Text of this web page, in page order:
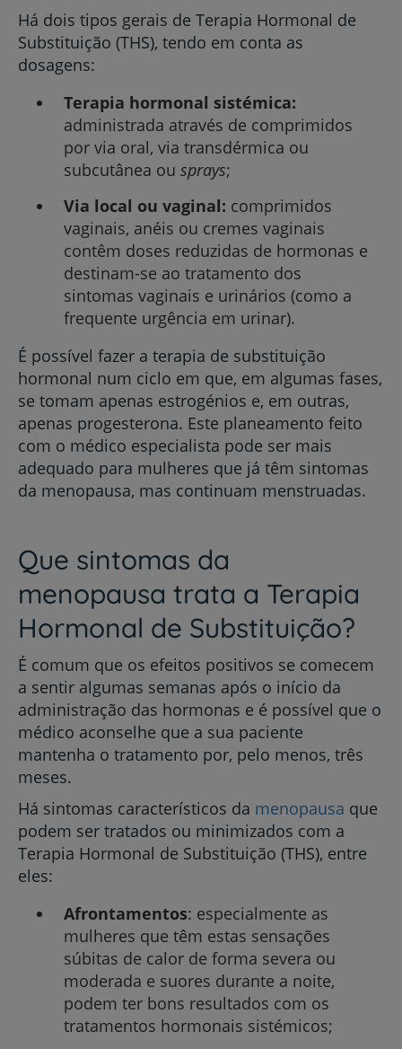
Há dois tipos gerais de Terapia Hormonal de
Substituição (THS), tendo em conta as
dosagens:
Terapia hormonal sistémica:
administrada através de comprimidos
por via oral, via transdérmica ou
subcutânea ou sprays;
Via local ou vaginal: comprimidos
vaginais, anéis ou cremes vaginais
contêm doses reduzidas de hormonas e
destinam-se ao tratamento dos
sintomas vaginais e urinários (como a
frequente urgência em urinar).
É possível fazer a terapia de substituição
hormonal num ciclo em que, em algumas fases,
se tomam apenas estrogénios e, em outras,
apenas progesterona. Este planeamento feito
com o médico especialista pode ser mais
adequado para mulheres que já têm sintomas
da menopausa, mas continuam menstruadas.
Que sintomas da
menopausa trata a Terapia
Hormonal de Substituição?
É comum que os efeitos positivos se comecem
a sentir algumas semanas após o início da
administração das hormonas e é possível que o
médico aconselhe que a sua paciente
mantenha o tratamento por, pelo menos, três
meses.
Há sintomas característicos da menopausa que
podem ser tratados ou minimizados com a
Terapia Hormonal de Substituição (THS), entre
eles:
Afrontamentos: especialmente as
mulheres que têm estas sensações
súbitas de calor de forma severa ou
moderada e suores durante a noite,
podem ter bons resultados com os
tratamentos hormonais sistémicos;